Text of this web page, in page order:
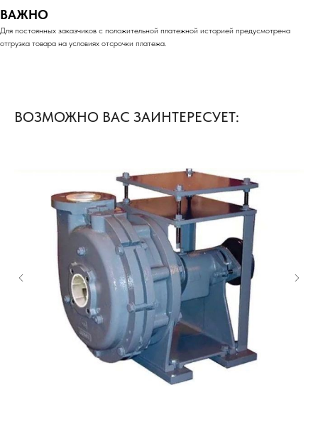
ВАЖНО
Для постоянных заказчиков с положительной платежной историей предусмотрена
отгрузка товара на условиях отсрочки платежа.
ВОЗМОЖНО ВАС ЗАИНТЕРЕСУЕТ: